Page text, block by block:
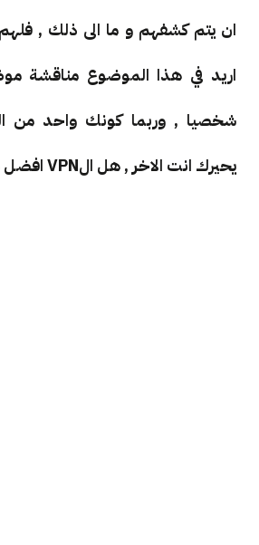
ان يتم كشفهم و ما الى ذلك ,
اريد في هذا الموضوع مناقشة
شخصيا , وربما كونك واحد من
يحيرك انت الاخر , هل الVPN افضل من الSSH ؟ ...